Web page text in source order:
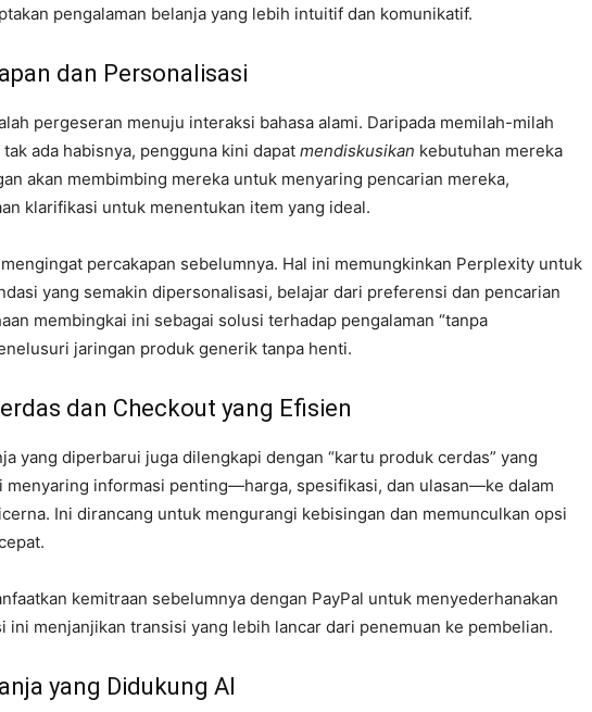
pengalaman belanja yang lebih intuitif dan komunikatif.
dan Personalisasi
pergeseran menuju interaksi bahasa alami. Daripada memilah-milah
ada habisnya, pengguna kini dapat mendiskusikan kebutuhan mereka
akan membimbing mereka untuk menyaring pencarian mereka,
klarifikasi untuk menentukan item yang ideal.
percakapan sebelumnya. Hal ini memungkinkan Perplexity untuk
yang semakin dipersonalisasi, belajar dari preferensi dan pencarian
membingkai ini sebagai solusi terhadap pengalaman “tanpa
jaringan produk generik tanpa henti.
dan Checkout yang Efisien
yang diperbarui juga dilengkapi dengan “kartu produk cerdas” yang
menyaring informasi penting—harga, spesifikasi, dan ulasan—ke dalam
Ini dirancang untuk mengurangi kebisingan dan memunculkan opsi
kemitraan sebelumnya dengan PayPal untuk menyederhanakan
ini menjanjikan transisi yang lebih lancar dari penemuan ke pembelian.
yang Didukung AI